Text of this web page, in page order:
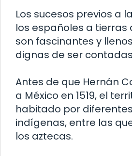
Los sucesos previos a
los españoles a tierras
son fascinantes y
dignas de ser
Antes de que Hernán
a México en 1519, el
habitado por
indígenas, entre las
los aztecas.